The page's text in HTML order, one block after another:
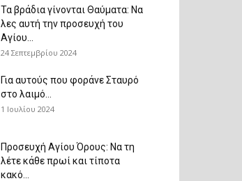
Τα βράδια γίνονται Θαύματα: Να
λες αυτή την προσευχή του
Αγίου...
24 Σεπτεμβρίου 2024
Για αυτούς που φοράνε Σταυρό
στο λαιμό…
1 Ιουλίου 2024
Προσευχή Αγίου Όρους: Να τη
λέτε κάθε πρωί και τίποτα
κακό...